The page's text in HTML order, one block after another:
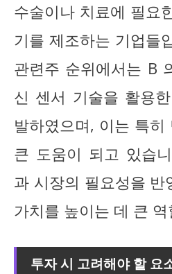
수술이나 치료에 필요
기를 제조하는 기업들
관련주 순위에서는 B
신 센서 기술을 활용
발하였으며, 이는 특히
큰 도움이 되고 있습
과 시장의 필요성을 반
가치를 높이는 데 큰
투자 시 고려해야 할 요